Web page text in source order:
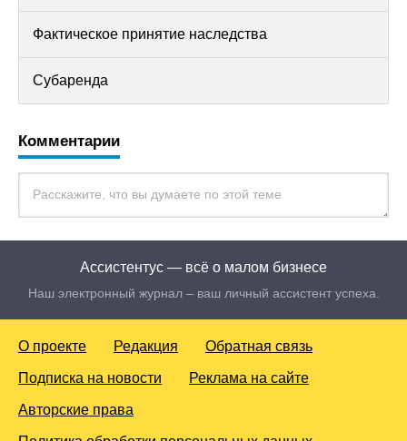
Фактическое принятие наследства
Субаренда
Комментарии
Ассистентус — всё о малом бизнесе
Наш электронный журнал – ваш личный ассистент успеха.
О проекте Редакция Обратная связь
Подписка на новости Реклама на сайте
Авторские права